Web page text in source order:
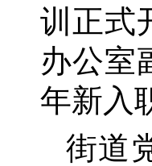
训正式
办公室
年新入
街道